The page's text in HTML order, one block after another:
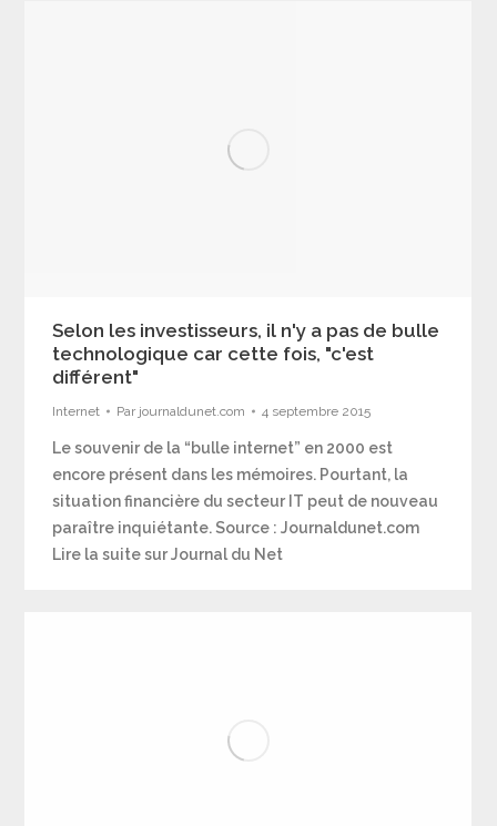
Selon les investisseurs, il n'y a pas de bulle
technologique car cette fois, "c'est
différent"
Internet Par journaldunet.com 4 septembre 2015
Le souvenir de la “bulle internet” en 2000 est
encore présent dans les mémoires. Pourtant, la
situation financière du secteur IT peut de nouveau
paraître inquiétante. Source : Journaldunet.com
Lire la suite sur Journal du Net